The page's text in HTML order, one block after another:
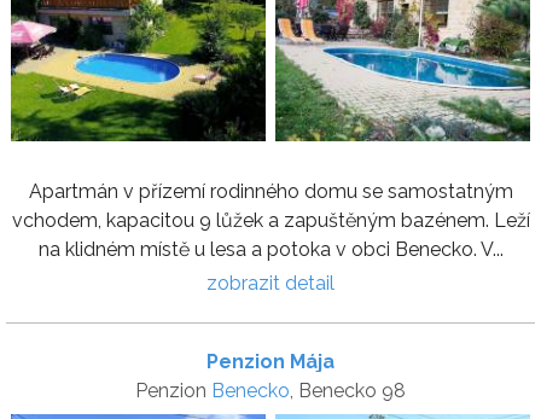
Apartmán v přízemí rodinného domu se samostatným
vchodem, kapacitou 9 lůžek a zapuštěným bazénem. Leží
na klidném místě u lesa a potoka v obci Benecko. V...
zobrazit detail
Penzion Mája
Penzion Benecko, Benecko 98